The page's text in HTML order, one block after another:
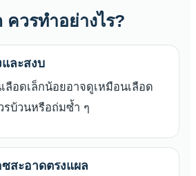
ควรทำอย่างไร?
ละสงบ
ลือดเล็กน้อยอาจดูเหมือนเลือด
รบ้วนหรือถ่มซ้ำ ๆ
สะอาดตรงแผล